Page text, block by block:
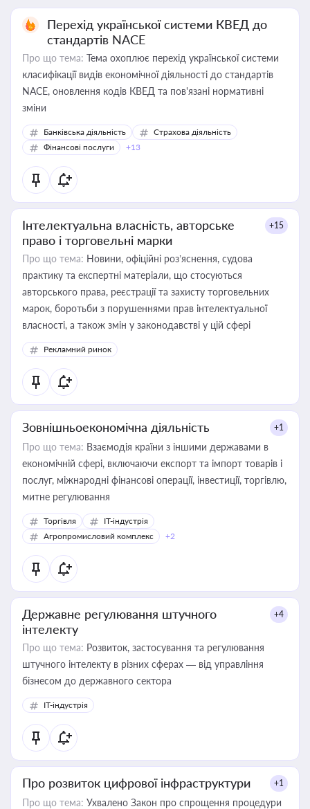
Перехід української системи КВЕД до
стандартів NACE
Про що тема: Тема охоплює перехід української системи
класифікації видів економічної діяльності до стандартів
NACE, оновлення кодів КВЕД та пов'язані нормативні
зміни
Банківська діяльність
Страхова діяльність
Фінансові послуги
+13
Інтелектуальна власність, авторське
право і торговельні марки
+15
Про що тема: Новини, офіційні роз’яснення, судова
практику та експертні матеріали, що стосуються
авторського права, реєстрації та захисту торговельних
марок, боротьби з порушеннями прав інтелектуальної
власності, а також змін у законодавстві у цій сфері
Рекламний ринок
Зовнішньоекономічна діяльність +1
Про що тема: Взаємодія країни з іншими державами в
економічній сфері, включаючи експорт та імпорт товарів і
послуг, міжнародні фінансові операції, інвестиції, торгівлю,
митне регулювання
Торгівля
IT-індустрія
Агропромисловий комплекс
+2
Державне регулювання штучного
інтелекту
+4
Про що тема: Розвиток, застосування та регулювання
штучного інтелекту в різних сферах — від управління
бізнесом до державного сектора
IT-індустрія
Про розвиток цифрової інфраструктури +1
Про що тема: Ухвалено Закон про спрощення процедури